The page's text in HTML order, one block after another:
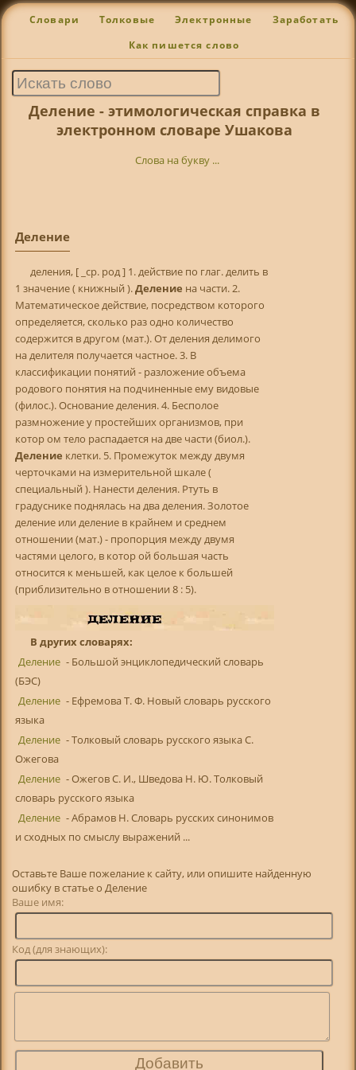
Словари Толковые Электронные Заработать
Как пишется слово
Деление - этимологическая справка в
электронном словаре Ушакова
Слова на букву ...
Деление
деления, [ _ср. род ] 1. действие по глаг. делить в
1 значение ( книжный ).Деление на части. 2.
Математическое действие, посредством которого
определяется, сколько раз одно количество
содержится в другом (мат.). От деления делимого
на делителя получается частное. 3. В
классификации понятий - разложение объема
родового понятия на подчиненные ему видовые
(филос.). Основание деления. 4. Бесполое
размножение у простейших организмов, при
котор ом тело распадается на две части (биол.).
Деление клетки. 5. Промежуток между двумя
черточками на измерительной шкале (
специальный ). Нанести деления. Ртуть в
градуснике поднялась на два деления. Золотое
деление или деление в крайнем и среднем
отношении (мат.) - пропорция между двумя
частями целого, в котор ой большая часть
относится к меньшей, как целое к большей
(приблизительно в отношении 8 : 5).
В других словарях:
Деление - Большой энциклопедический словарь
(БЭС)
Деление - Ефремова Т. Ф. Новый словарь русского
языка
Деление - Толковый словарь русского языка С.
Ожегова
Деление - Ожегов С. И., Шведова Н. Ю. Толковый
словарь русского языка
Деление - Абрамов Н. Словарь русских синонимов
и сходных по смыслу выражений ...
Оставьте Ваше пожелание к сайту, или опишите найденную
ошибку в статье о Деление
Ваше имя:
Код (для знающих):